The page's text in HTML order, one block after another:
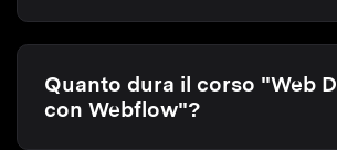
Quanto dura il corso "Web
con Webflow"?